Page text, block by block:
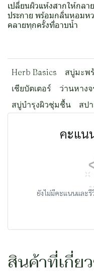
เปลี่ยนผิวแห้งสากให้กลา
ประกาย พร้อมกลิ่นหอมห
คลายทุกครั้งที่อาบน้ำ
Herb Basics สบู่มะพ
เชียบัตเตอร์
ว่านหางจ
สบู่บำรุงผิวชุ่มชื้น
สป
คะแน
ยังไม่มีคะแนนและ
สินค้าที่เกี่ย